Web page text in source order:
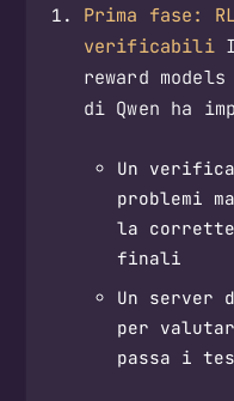
Prima fase:
verificabili
reward
di Qwen ha
Un
problemi
la
finali
Un server
per
passa i